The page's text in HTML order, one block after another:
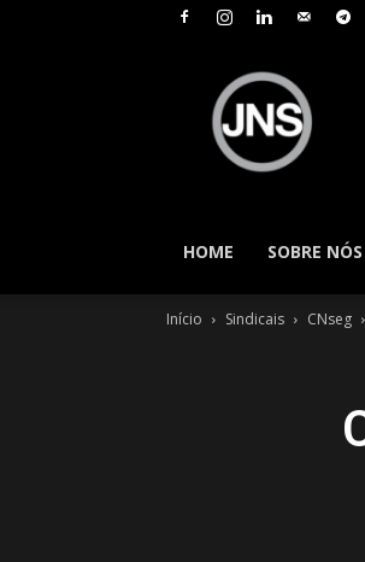
HOME
SOBRE NÓS
Início Sindicais CNseg